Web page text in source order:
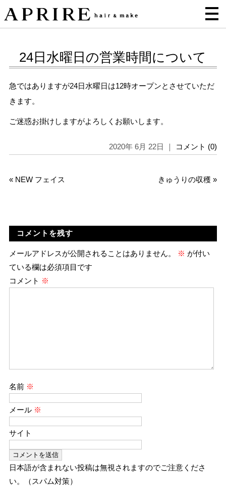
24日水曜日の営業時間について
急ではありますが24日水曜日は12時オープンとさせていただ
きます。
ご迷惑お掛けしますがよろしくお願いします。
2020年 6月 22日 ｜ コメント (0)
« NEW フェイス きゅうりの収穫 »
コメントを残す
メールアドレスが公開されることはありません。 ※ が付い
ている欄は必須項目です
コメント ※
名前 ※
メール ※
サイト
日本語が含まれない投稿は無視されますのでご注意くださ
い。（スパム対策）